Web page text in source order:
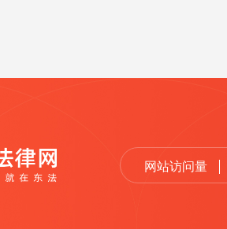
网站访问量